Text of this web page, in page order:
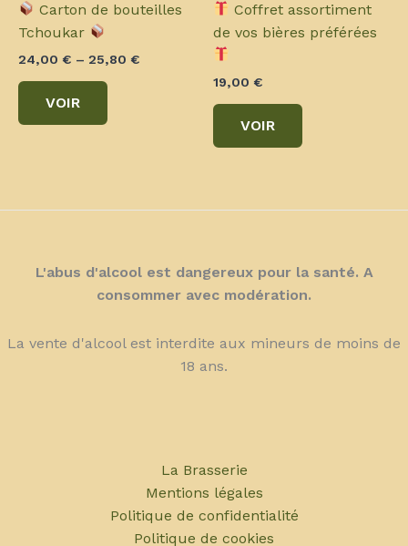
produit
Carton de bouteilles
Tchoukar
24,00 € – 25,80 €
VOIR
Ce
être
choisies
Coffret assortiment
de vos bières préférées
19,00 €
VOIR
Ce
peuvent
être
sur
L'abus d'alcool est dangereux pour la santé. A
consommer avec modération.
La vente d'alcool est interdite aux mineurs de moins de
18 ans.
La Brasserie
Mentions légales
Politique de confidentialité
Politique de cookies